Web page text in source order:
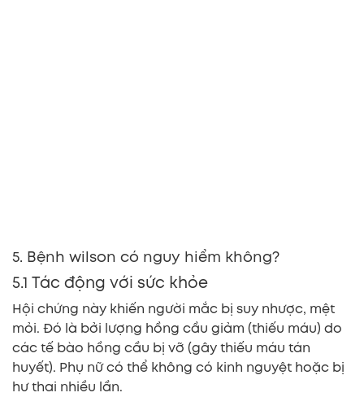
5. Bệnh wilson có nguy hiểm không?
5.1 Tác động với sức khỏe
Hội chứng này khiến người mắc bị suy nhược, mệt
mỏi. Đó là bởi lượng hồng cầu giảm (thiếu máu) do
các tế bào hồng cầu bị vỡ (gây thiếu máu tán
huyết). Phụ nữ có thể không có kinh nguyệt hoặc bị
hư thai nhiều lần.